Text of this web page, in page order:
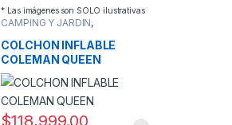
* Las imágenes son SOLO ilustrativas
CAMPING Y JARDIN,
COLCHON INFLABLE
COLEMAN QUEEN
$118,999.00